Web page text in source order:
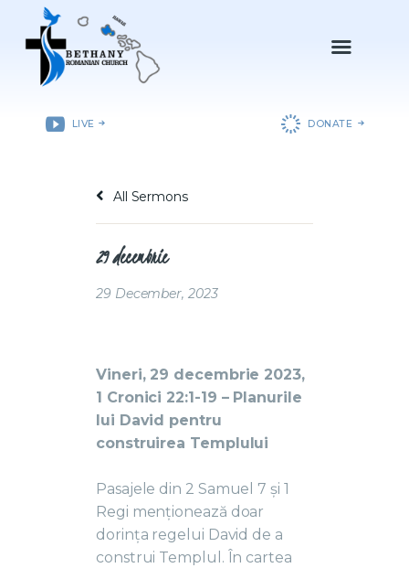
LIVE DONATE
ACASǍ
RESURSE
CONTACT
All Sermons
29 decembrie
29 December, 2023
Vineri, 29 decembrie 2023,
1 Cronici 22:1-19 – Planurile
lui David pentru
construirea Templului
Pasajele din 2 Samuel 7 și 1
Regi menționează doar
dorința regelui David de a
construi Templul. În cartea